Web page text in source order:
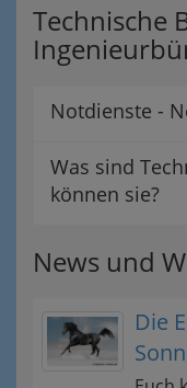
Technische
Notdienste -
Was sind
können sie?
News und
Die